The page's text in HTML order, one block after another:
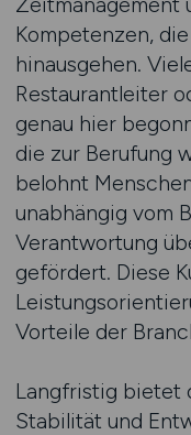
Kompetenzen,
hinausgehen.
Restaurantleiter
genau hier
die zur Berufung
belohnt
unabhängig vom
Verantwortung
gefördert. Diese
Vorteile der
Langfristig bietet
Stabilität und